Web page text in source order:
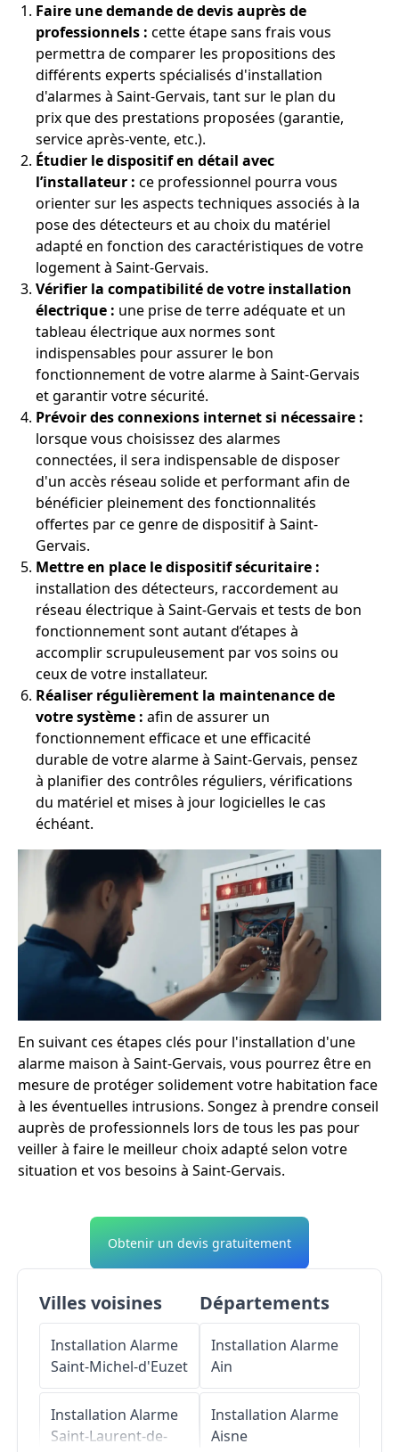
Faire une demande de devis auprès de
professionnels : cette étape sans frais vous
permettra de comparer les propositions des
différents experts spécialisés d'installation
d'alarmes à Saint-Gervais, tant sur le plan du
prix que des prestations proposées (garantie,
service après-vente, etc.).
Étudier le dispositif en détail avec
l’installateur : ce professionnel pourra vous
orienter sur les aspects techniques associés à la
pose des détecteurs et au choix du matériel
adapté en fonction des caractéristiques de votre
logement à Saint-Gervais.
Vérifier la compatibilité de votre installation
électrique : une prise de terre adéquate et un
tableau électrique aux normes sont
indispensables pour assurer le bon
fonctionnement de votre alarme à Saint-Gervais
et garantir votre sécurité.
Prévoir des connexions internet si nécessaire :
lorsque vous choisissez des alarmes
connectées, il sera indispensable de disposer
d'un accès réseau solide et performant afin de
bénéficier pleinement des fonctionnalités
offertes par ce genre de dispositif à Saint-
Gervais.
Mettre en place le dispositif sécuritaire :
installation des détecteurs, raccordement au
réseau électrique à Saint-Gervais et tests de bon
fonctionnement sont autant d’étapes à
accomplir scrupuleusement par vos soins ou
ceux de votre installateur.
Réaliser régulièrement la maintenance de
votre système : afin de assurer un
fonctionnement efficace et une efficacité
durable de votre alarme à Saint-Gervais, pensez
à planifier des contrôles réguliers, vérifications
du matériel et mises à jour logicielles le cas
échéant.
En suivant ces étapes clés pour l'installation d'une
alarme maison à Saint-Gervais, vous pourrez être en
mesure de protéger solidement votre habitation face
à les éventuelles intrusions. Songez à prendre conseil
auprès de professionnels lors de tous les pas pour
veiller à faire le meilleur choix adapté selon votre
situation et vos besoins à Saint-Gervais.
Obtenir un devis gratuitement
Villes voisines
Installation Alarme
Saint-Michel-d'Euzet
Installation Alarme
Saint-Laurent-de-
Départements
Installation Alarme
Ain
Installation Alarme
Aisne